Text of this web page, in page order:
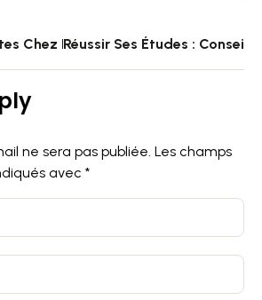
Chez Les Étudiants
Réussir Ses Études :
ne sera pas publiée. Les champs
avec *